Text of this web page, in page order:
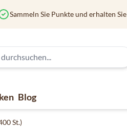
Sammeln Sie Punkte und erhalten
for Verschiedenes
Blog
St.)